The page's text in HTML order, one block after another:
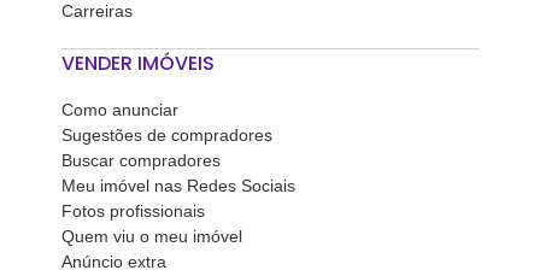
Carreiras
VENDER IMÓVEIS
Como anunciar
Sugestões de compradores
Buscar compradores
Meu imóvel nas Redes Sociais
Fotos profissionais
Quem viu o meu imóvel
Anúncio extra